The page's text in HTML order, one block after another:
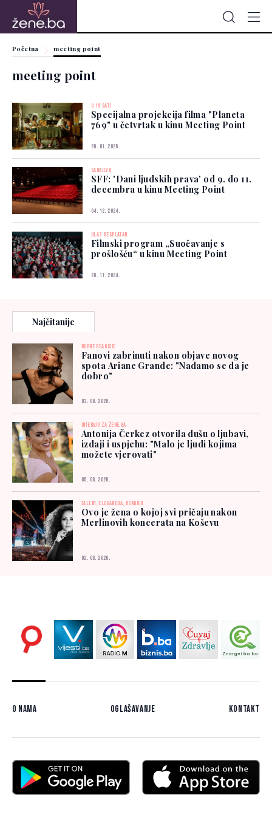
Početna meeting point
meeting point
U 19 SATI
Specijalna projekcija filma "Planeta
769" u četvrtak u kinu Meeting Point
20. 01. 2026.
SARAJEVO
SFF: 'Dani ljudskih prava' od 9. do 11.
decembra u kinu Meeting Point
04. 12. 2024.
ULAZ BESPLATAN
Filmski program „Suočavanje s
prošlošću“ u kinu Meeting Point
20. 11. 2024.
Najčitanije
BURNE REAKCIJE
Fanovi zabrinuti nakon objave novog
spota Ariane Grande: "Nadamo se da je
dobro"
03. 08. 2026.
INTERVJU ZA ŽENE.BA
Antonija Čerkez otvorila dušu o ljubavi,
izdaji i uspjehu: "Malo je ljudi kojima
možete vjerovati"
05. 08. 2026.
TALENT, ELEGANCIJA, OSMIJEH
Ovo je žena o kojoj svi pričaju nakon
Merlinovih koncerata na Koševu
02. 08. 2026.
O nama Oglašavanje Kontakt